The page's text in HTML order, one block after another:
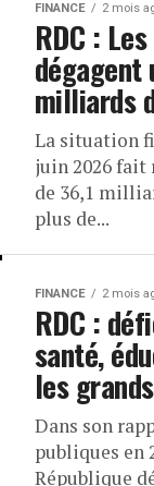
FINANCE 2 mois
RDC :
dégagent
milliards
La situation
juin 2026 fait
de 36,1
plus de...
FINANCE 2 mois
RDC :
santé,
les
Dans son
publiques en
République